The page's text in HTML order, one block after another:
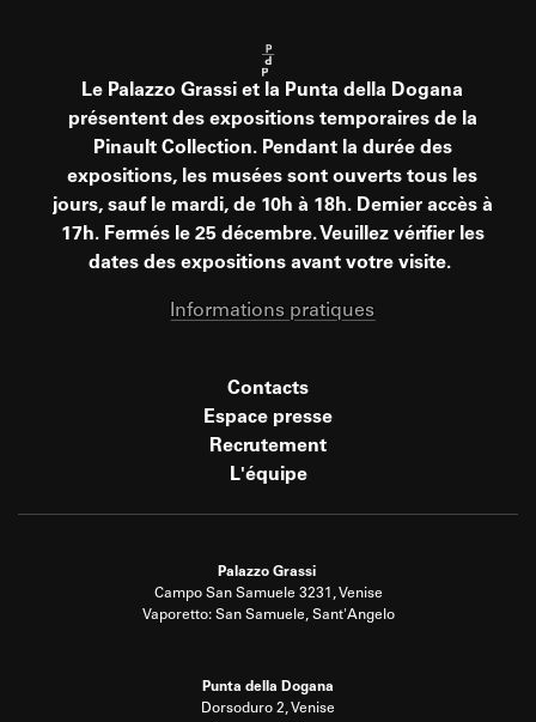
Le Palazzo Grassi et la Punta della Dogana
présentent des expositions temporaires de la
Pinault Collection. Pendant la durée des
expositions, les musées sont ouverts tous les
jours, sauf le mardi, de 10h à 18h. Dernier accès à
17h. Fermés le 25 décembre. Veuillez vérifier les
dates des expositions avant votre visite.
Informations pratiques
Contacts
Espace presse
Recrutement
L'équipe
Palazzo Grassi
Campo San Samuele 3231, Venise
Vaporetto: San Samuele, Sant'Angelo
Punta della Dogana
Dorsoduro 2, Venise